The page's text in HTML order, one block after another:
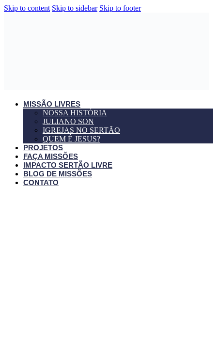
Skip to content Skip to sidebar Skip to footer
MISSÃO LIVRES
NOSSA HISTÓRIA
JULIANO SON
IGREJAS NO SERTÃO
QUEM É JESUS?
PROJETOS
FAÇA MISSÕES
IMPACTO SERTÃO LIVRE
BLOG DE MISSÕES
CONTATO